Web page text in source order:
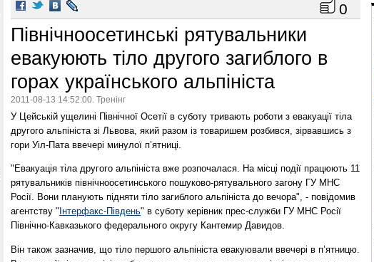
0
Північноосетинські рятувальники
евакуюють тіло другого загиблого в
горах українського альпініста
2011-08-13 14:52:00. Тренінг
У Цейській ущелині Північної Осетії в суботу тривають роботи з евакуації тіла
другого альпініста зі Львова, який разом із товаришем розбився, зірвавшись з
гори Уіл-Пата ввечері минулої п’ятниці.
"Евакуація тіла другого альпініста вже розпочалася. На місці події працюють 11
рятувальників північноосетинського пошуково-рятувального загону ГУ МНС
Росії. Вони планують підняти тіло загиблого альпініста до вечора", - повідомив
агентству " Інтерфакс-Південь" в суботу керівник прес-служби ГУ МНС Росії
Північно-Кавказького федерального округу Кантемир Давидов.
Він також зазначив, що тіло першого альпініста евакуювали ввечері в п’ятницю.